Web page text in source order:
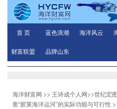
首 页 蓝色浪潮 海洋风云
财富联盟 品牌山东
海洋财富网 >> 王诗成个人网>>世纪宏
凿“胶莱海洋运河”的实际功能与可行性